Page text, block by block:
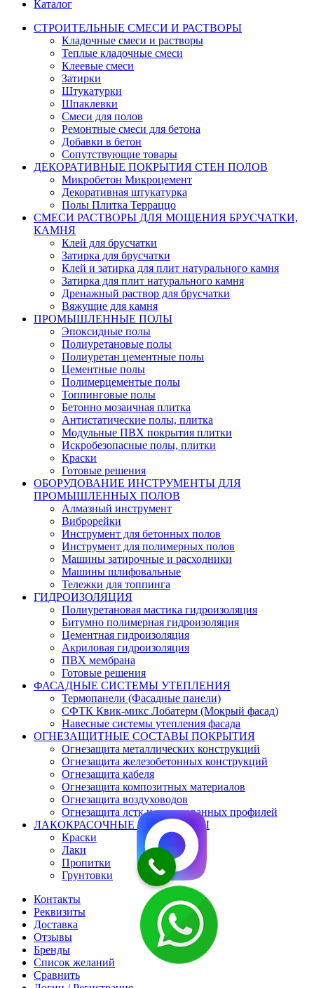
Каталог
СТРОИТЕЛЬНЫЕ СМЕСИ И РАСТВОРЫ
Кладочные смеси и растворы
Теплые кладочные смеси
Клеевые смеси
Затирки
Штукатурки
Шпаклевки
Смеси для полов
Ремонтные смеси для бетона
Добавки в бетон
Сопутствующие товары
ДЕКОРАТИВНЫЕ ПОКРЫТИЯ СТЕН ПОЛОВ
Микробетон Микроцемент
Декоративная штукатурка
Полы Плитка Терраццо
СМЕСИ РАСТВОРЫ ДЛЯ МОЩЕНИЯ БРУСЧАТКИ,
КАМНЯ
Клей для брусчатки
Затирка для брусчатки
Клей и затирка для плит натурального камня
Затирка для плит натурального камня
Дренажный раствор для брусчатки
Вяжущие для камня
ПРОМЫШЛЕННЫЕ ПОЛЫ
Эпоксидные полы
Полиуретановые полы
Полиуретан цементные полы
Цементные полы
Полимерцементые полы
Топпинговые полы
Бетонно мозаичная плитка
Антистатические полы, плитка
Модульные ПВХ покрытия плитки
Искробезопасные полы, плитки
Краски
Готовые решения
ОБОРУДОВАНИЕ ИНСТРУМЕНТЫ ДЛЯ
ПРОМЫШЛЕННЫХ ПОЛОВ
Алмазный инструмент
Виброрейки
Инструмент для бетонных полов
Инструмент для полимерных полов
Машины затирочные и расходники
Машины шлифовальные
Тележки для топпинга
ГИДРОИЗОЛЯЦИЯ
Полиуретановая мастика гидроизоляция
Битумно полимерная гидроизоляция
Цементная гидроизоляция
Акриловая гидроизоляция
ПВХ мембрана
Готовые решения
ФАСАДНЫЕ СИСТЕМЫ УТЕПЛЕНИЯ
Термопанели (Фасадные панели)
СФТК Квик-микс Лобатерм (Мокрый фасад)
Навесные системы утепления фасада
ОГНЕЗАЩИТНЫЕ СОСТАВЫ ПОКРЫТИЯ
Огнезащита металлических конструкций
Огнезащита железобетонных конструкций
Огнезащита кабеля
Огнезащита композитных материалов
Огнезащита воздуховодов
Огнезащита лстк и оцинкованных профилей
ЛАКОКРАСОЧНЫЕ МАТЕРИАЛЫ
Краски
Лаки
Пропитки
Грунтовки
Контакты
Реквизиты
Доставка
Отзывы
Бренды
Список желаний
Сравнить